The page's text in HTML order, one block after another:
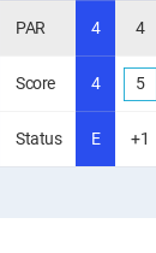
PAR 4 4
Score 4 5
Status E +1